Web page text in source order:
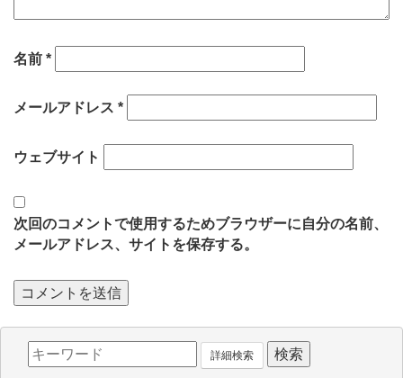
名前 *
メールアドレス *
ウェブサイト
次回のコメントで使用するためブラウザーに自分の名前、
メールアドレス、サイトを保存する。
詳細検索